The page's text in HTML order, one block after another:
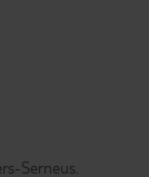
Serneus.